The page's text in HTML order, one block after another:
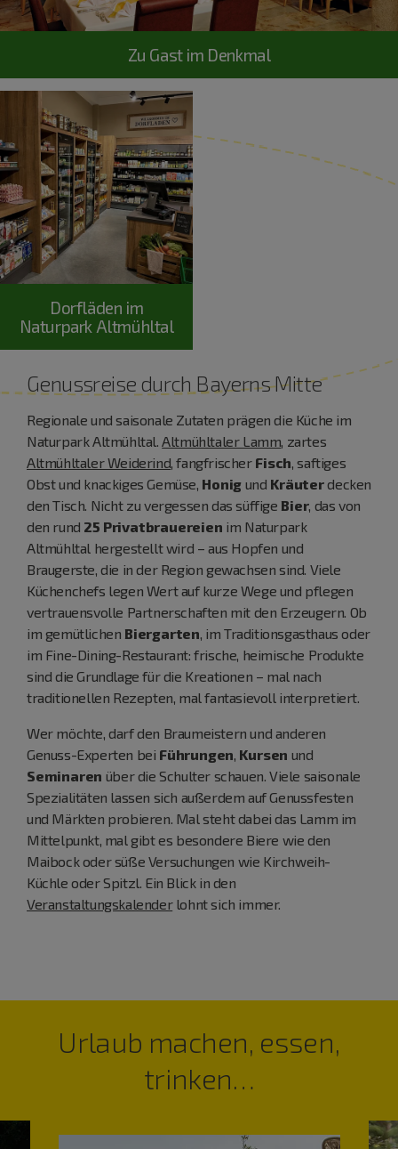
Zu Gast im Denkmal
Dorfläden im
Naturpark Altmühltal
Genussreise durch Bayerns Mitte
Regionale und saisonale Zutaten prägen die Küche im
Naturpark Altmühltal. Altmühltaler Lamm , zartes
Altmühltaler Weiderind , fangfrischer Fisch , saftiges
Obst und knackiges Gemüse, Honig und Kräuterdecken
den Tisch. Nicht zu vergessen das süffige Bier, das von
den rund 25 Privatbrauereien im Naturpark
Altmühltal hergestellt wird – aus Hopfen und
Braugerste, die in der Region gewachsen sind. Viele
Küchenchefs legen Wert auf kurze Wege und pflegen
vertrauensvolle Partnerschaften mit den Erzeugern. Ob
im gemütlichen Biergarten , im Traditionsgasthaus oder
im Fine-Dining-Restaurant: frische, heimische Produkte
sind die Grundlage für die Kreationen – mal nach
traditionellen Rezepten, mal fantasievoll interpretiert.
Wer möchte, darf den Braumeistern und anderen
Genuss-Experten bei Führungen Kursen und
Seminaren über die Schulter schauen. Viele saisonale
Spezialitäten lassen sich außerdem auf Genussfesten
und Märkten probieren. Mal steht dabei das Lamm im
Mittelpunkt, mal gibt es besondere Biere wie den
Maibock oder süße Versuchungen wie Kirchweih-
Küchle oder Spitzl. Ein Blick in den
Veranstaltungskalenderlohnt sich immer.
Urlaub machen, essen,
trinken…